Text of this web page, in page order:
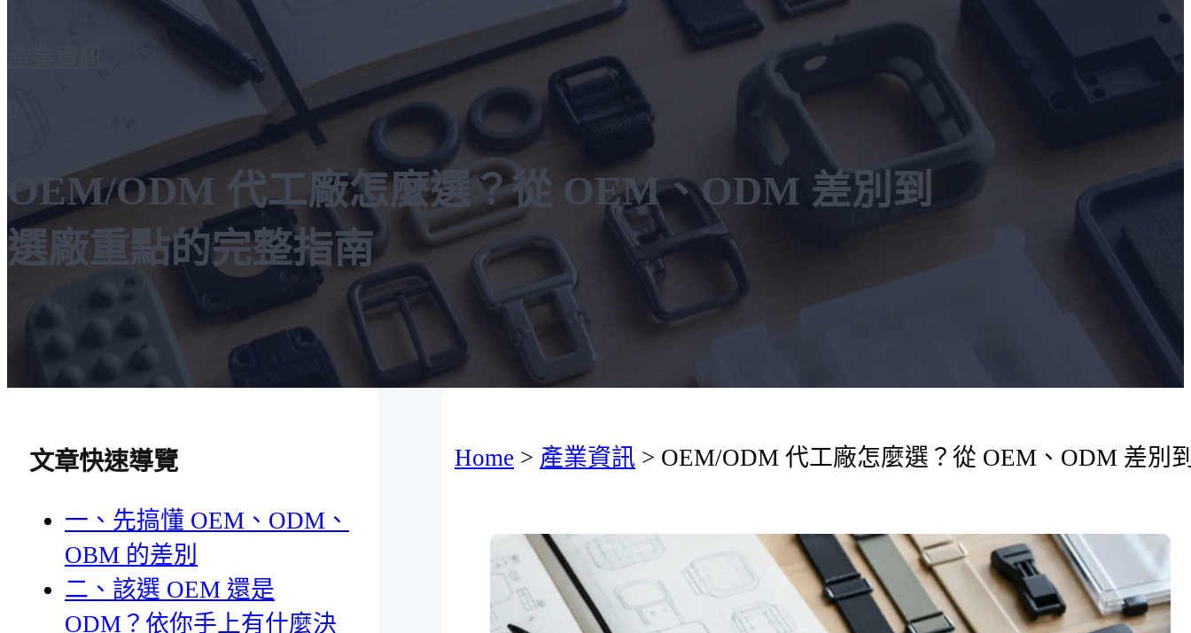
OEM/ODM 代工廠怎麼選？從 OEM、ODM 差別到
選廠重點的完整指南
Home > 產業資訊 > OEM/ODM 代工廠怎麼選？從 OEM、ODM 差別
文章快速導覽
一、先搞懂 OEM、ODM、
OBM 的差別
二、該選 OEM 還是
ODM？依你手上有什麼決